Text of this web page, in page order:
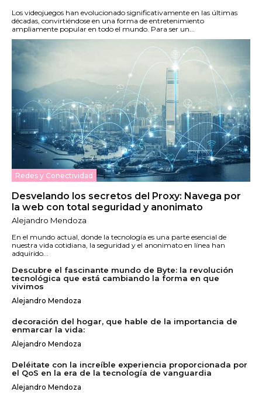
Los videojuegos han evolucionado significativamente en las últimas
décadas, convirtiéndose en una forma de entretenimiento
ampliamente popular en todo el mundo. Para ser un...
Redes y Conectividad
Desvelando los secretos del Proxy: Navega por
la web con total seguridad y anonimato
Alejandro Mendoza
En el mundo actual, donde la tecnología es una parte esencial de
nuestra vida cotidiana, la seguridad y el anonimato en línea han
adquirido...
Descubre el fascinante mundo de Byte: la revolución
tecnológica que está cambiando la forma en que
vivimos
Alejandro Mendoza
decoración del hogar, que hable de la importancia de
enmarcar la vida:
Alejandro Mendoza
Deléitate con la increíble experiencia proporcionada por
el QoS en la era de la tecnología de vanguardia
Alejandro Mendoza